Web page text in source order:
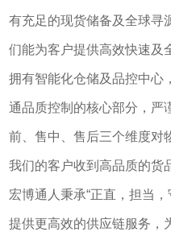
有充足的现货储备及全球寻
们能为客户提供高效快速及
拥有智能化仓储及品控中心
通品质控制的核心部分，严
前、售中、售后三个维度对
我们的客户收到高品质的货
宏博通人秉承“正直，担当
提供更高效的供应链服务，